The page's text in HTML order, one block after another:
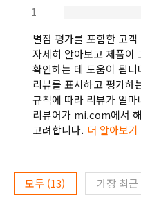
1
별점 평가를 포함한 고
자세히 알아보고 제품이
확인하는 데 도움이 됩니
리뷰를 표시하고 평가하
규칙에 따라 리뷰가 얼
리뷰어가 mi.com에서
고려합니다. 더 알아보기
모두 (13) 가장 최근